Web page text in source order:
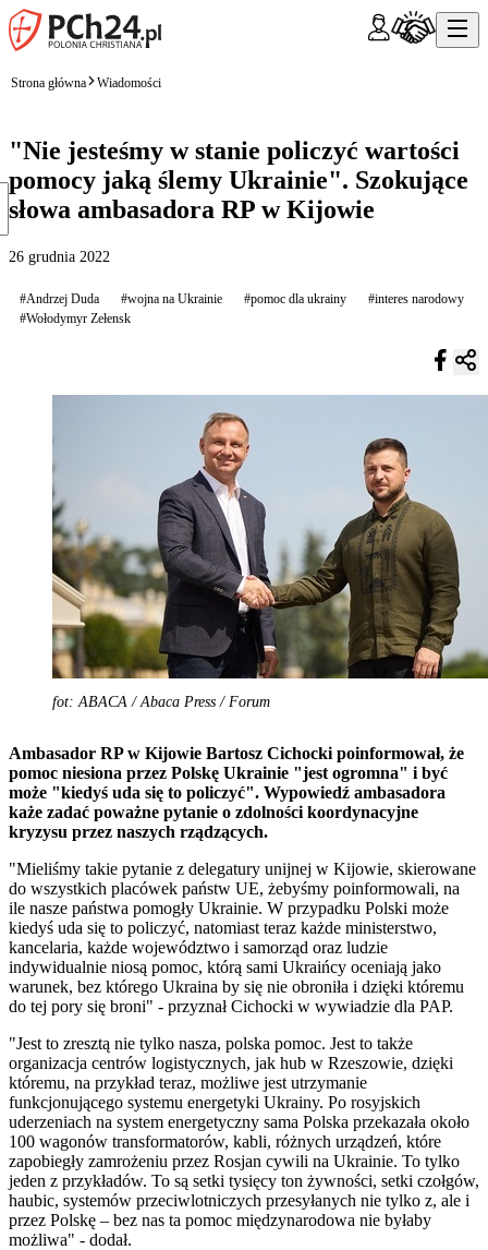
Strona główna Wiadomości
"Nie jesteśmy w stanie policzyć wartości
pomocy jaką ślemy Ukrainie". Szokujące
słowa ambasadora RP w Kijowie
26 grudnia 2022
#Andrzej Duda #wojna na Ukrainie #pomoc dla ukrainy
#interes narodowy
#Wołodymyr Zełensk
fot: ABACA / Abaca Press / Forum
Ambasador RP w Kijowie Bartosz Cichocki poinformował, że
pomoc niesiona przez Polskę Ukrainie "jest ogromna" i być
może "kiedyś uda się to policzyć". Wypowiedź ambasadora
każe zadać poważne pytanie o zdolności koordynacyjne
kryzysu przez naszych rządzących.
"Mieliśmy takie pytanie z delegatury unijnej w Kijowie, skierowane
do wszystkich placówek państw UE, żebyśmy poinformowali, na
ile nasze państwa pomogły Ukrainie. W przypadku Polski może
kiedyś uda się to policzyć, natomiast teraz każde ministerstwo,
kancelaria, każde województwo i samorząd oraz ludzie
indywidualnie niosą pomoc, którą sami Ukraińcy oceniają jako
warunek, bez którego Ukraina by się nie obroniła i dzięki któremu
do tej pory się broni" - przyznał Cichocki w wywiadzie dla PAP.
"Jest to zresztą nie tylko nasza, polska pomoc. Jest to także
organizacja centrów logistycznych, jak hub w Rzeszowie, dzięki
któremu, na przykład teraz, możliwe jest utrzymanie
funkcjonującego systemu energetyki Ukrainy. Po rosyjskich
uderzeniach na system energetyczny sama Polska przekazała około
100 wagonów transformatorów, kabli, różnych urządzeń, które
zapobiegły zamrożeniu przez Rosjan cywili na Ukrainie. To tylko
jeden z przykładów. To są setki tysięcy ton żywności, setki czołgów,
haubic, systemów przeciwlotniczych przesyłanych nie tylko z, ale i
przez Polskę – bez nas ta pomoc międzynarodowa nie byłaby
możliwa" - dodał.